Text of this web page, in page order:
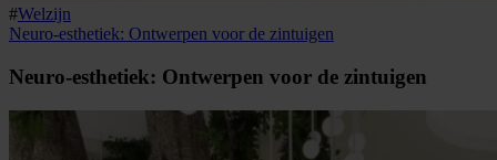
#Welzijn
Neuro-esthetiek: Ontwerpen voor de zintuigen
Neuro-esthetiek: Ontwerpen voor de zintuigen